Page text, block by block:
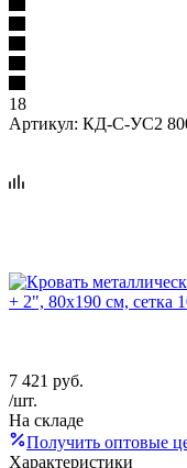
18
Артикул: КД-С-УС2
7 421 руб.
/шт.
На складе
Получить оптовые
Характеристики